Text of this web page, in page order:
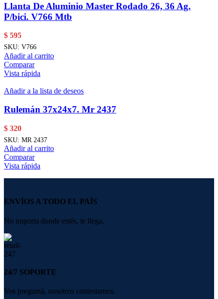
Llanta De Aluminio Master Rodado 26, 36 Ag.
P/bici. V766 Mtb
$ 595
SKU: V766
Añadir al carrito
Comparar
Vista rápida
Añadir a la lista de deseos
Rulemán 37x24x7. Mr 2437
$ 320
SKU: MR 2437
Añadir al carrito
Comparar
Vista rápida
ENVÍOS A TODO EL PAÍS
No importa donde estés, te llega.
24/7 SOPORTE
Vos preguntá, nosotros contestamos.